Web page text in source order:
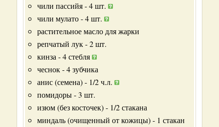
чили пассийя - 4 шт.
чили мулато - 4 шт.
растительное масло для жарки
репчатый лук - 2 шт.
кинза - 4 стебля
чеснок - 4 зубчика
анис (семена) - 1/2 ч.л.
помидоры - 3 шт.
изюм (без косточек) - 1/2 стакана
миндаль (очищенный от кожицы) - 1 стакан